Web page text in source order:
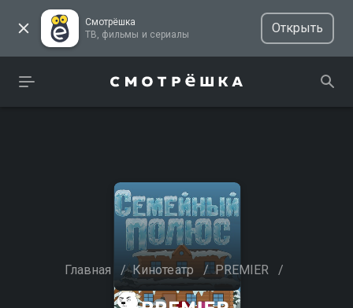
Смотрёшка
ТВ, фильмы и сериалы
Открыть
Главная / Кинотеатр / PREMIER /